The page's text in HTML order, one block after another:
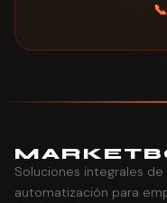
MARKETB
Soluciones integrales
automatización para